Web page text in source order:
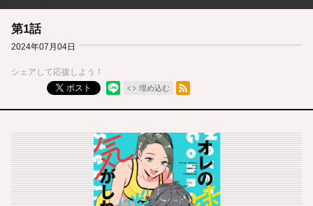
第1話
2024年07月04日
シェアして応援しよう！
ポスト
埋め込む
RSSフィード